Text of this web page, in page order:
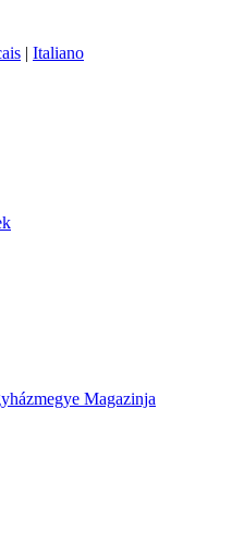
| Italiano
Magazinja